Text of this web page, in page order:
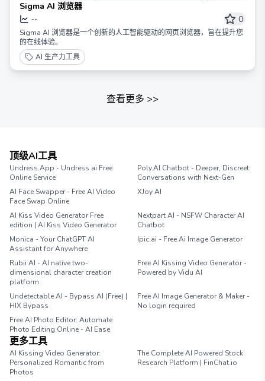
Sigma AI 浏览器
-- 0
Sigma AI 浏览器是一个创新的人工智能驱动的网页浏览器，旨在提升您
的在线体验。
AI 生产力工具
查看更多 >>
顶级AI工具
Undress.App - Undress ai Free
Online Service
Poly.AI Chatbot - Deeper, Discreet
Conversations with Next-Gen
AI Face Swapper - Free AI Video
Face Swap Online
XJoy AI
AI Kiss Video Generator Free
edition | AI Kiss Video Generator
Nextpart AI - NSFW Character AI
Chatbot
Monica - Your ChatGPT AI
Assistant for Anywhere
Ipic.ai - Free Ai Image Generator
Rubii AI - AI native two-
dimensional character creation
platform
Free AI Kissing Video Generator -
Powered by Vidu AI
Undetectable AI - Bypass AI (Free) |
HIX Bypass
Free AI Image Generator & Maker -
No login required
Free AI Photo Editor: Automate
Photo Editing Online - AI Ease
更多工具
AI Kissing Video Generator:
Personalized Romantic from
Photos
The Complete AI Powered Stock
Research Platform | FinChat.io